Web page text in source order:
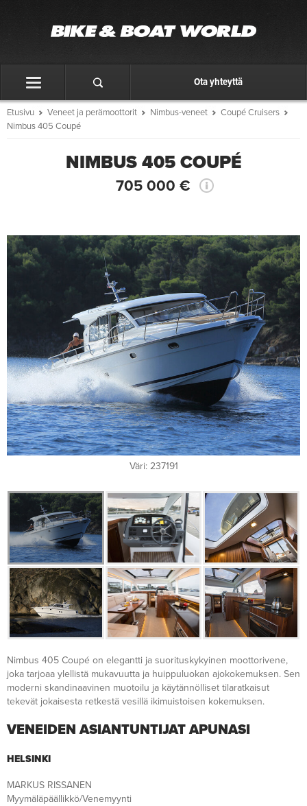
Ota yhteyttä
Etusivu Veneet ja perämoottorit Nimbus-veneet
Coupé Cruisers
Nimbus 405 Coupé
NIMBUS 405 COUPÉ
705 000 €
Väri: 237191
Nimbus 405 Coupé on elegantti ja suorituskykyinen moottorivene,
joka tarjoaa ylellistä mukavuutta ja huippuluokan ajokokemuksen. Sen
moderni skandinaavinen muotoilu ja käytännölliset tilaratkaisut
tekevät jokaisesta retkestä vesillä ikimuistoisen kokemuksen.
VENEIDEN ASIANTUNTIJAT APUNASI
HELSINKI
MARKUS RISSANEN
Myymäläpäällikkö/Venemyynti